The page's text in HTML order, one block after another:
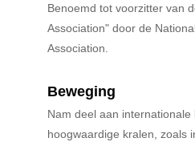
Benoemd tot voorzitter van
Association" door de
Association.
Beweging
Nam deel aan
hoogwaardige kralen, zoals